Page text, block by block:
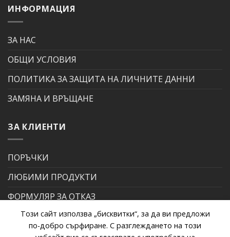
ИНФОРМАЦИЯ
ЗА НАС
ОБЩИ УСЛОВИЯ
ПОЛИТИКА ЗА ЗАЩИТА НА ЛИЧНИТЕ ДАННИ
ЗАМЯНА И ВРЪЩАНЕ
ЗА КЛИЕНТИ
ПОРЪЧКИ
ЛЮБИМИ ПРОДУКТИ
ФОРМУЛЯР ЗА ОТКАЗ
ФОРМУЛЯР ЗА РЕКЛАМАЦИЯ
Този сайт използва „бисквитки“, за да ви предложи
по-добро сърфиране. С разглеждането на този